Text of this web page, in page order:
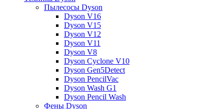
Пылесосы Dyson
Dyson V16
Dyson V15
Dyson V12
Dyson V11
Dyson V8
Dyson Cyclone V10
Dyson Gen5Detect
Dyson PencilVac
Dyson Wash G1
Dyson Pencil Wash
Фены Dyson